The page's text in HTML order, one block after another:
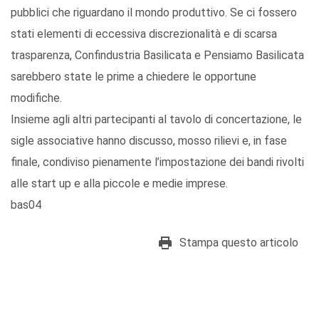
pubblici che riguardano il mondo produttivo. Se ci fossero
stati elementi di eccessiva discrezionalità e di scarsa
trasparenza, Confindustria Basilicata e Pensiamo Basilicata
sarebbero state le prime a chiedere le opportune
modifiche.
Insieme agli altri partecipanti al tavolo di concertazione, le
sigle associative hanno discusso, mosso rilievi e, in fase
finale, condiviso pienamente l’impostazione dei bandi rivolti
alle start up e alla piccole e medie imprese.
bas04
Stampa questo articolo